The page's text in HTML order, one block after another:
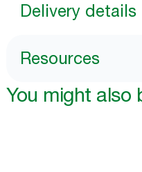
Delivery details
Resources
You might also